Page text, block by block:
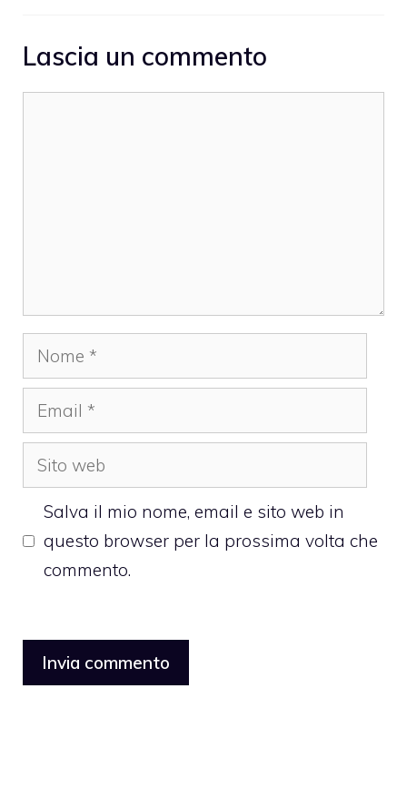
Lascia un commento
Nome
Email
Sito
web
Salva il mio nome, email e sito web in
questo browser per la prossima volta che
commento.